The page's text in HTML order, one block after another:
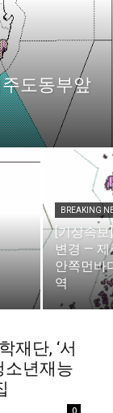
회 경제 트렌드
회 경제 트렌드
도동부앞
BREAKING
[기상속
변경 —
안쪽먼바
역
재단, ‘서
소년재능
0